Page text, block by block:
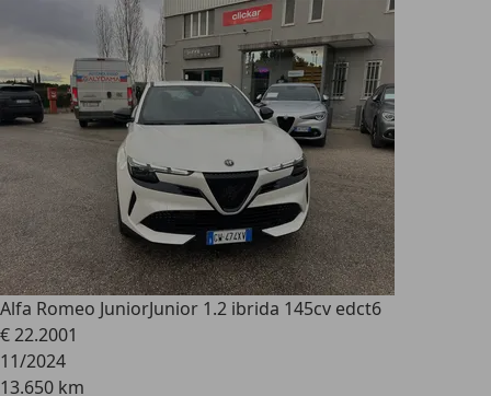
Alfa Romeo JuniorJunior 1.2 ibrida 145cv edct6
€ 22.2001
11/2024
13.650 km